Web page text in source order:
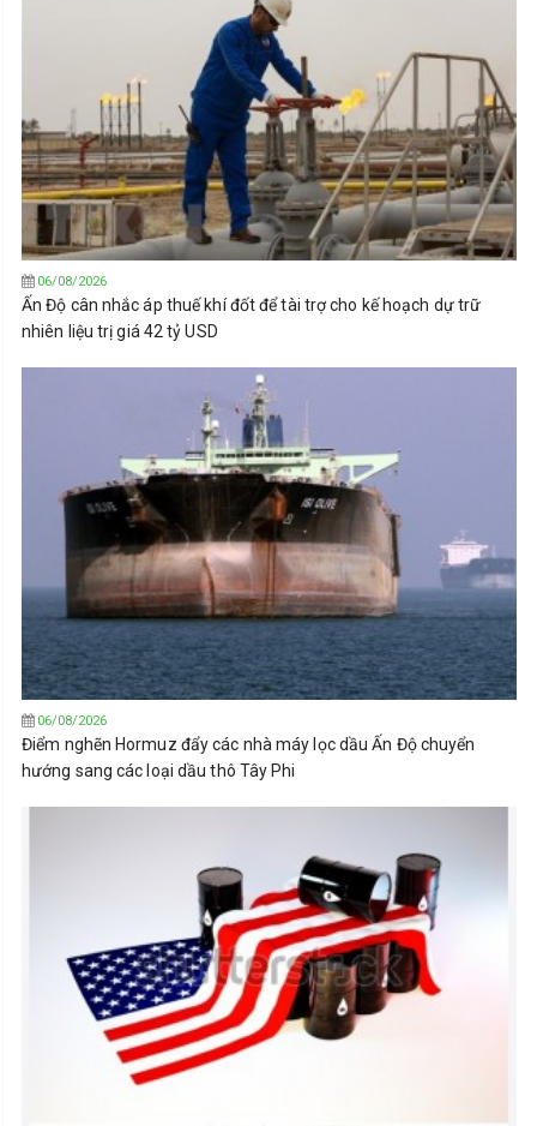
06/08/2026
Ấn Độ cân nhắc áp thuế khí đốt để tài trợ cho kế hoạch dự trữ
nhiên liệu trị giá 42 tỷ USD
06/08/2026
Điểm nghẽn Hormuz đẩy các nhà máy lọc dầu Ấn Độ chuyển
hướng sang các loại dầu thô Tây Phi